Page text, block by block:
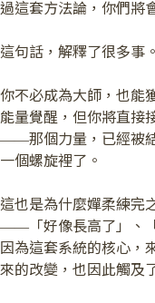
過這套方法論，你們將
這句話，解釋了很多事。
你不必成為大師，也能
能量覺醒，但你將直接
——那個力量，已經被
一個螺旋裡了。
這也是為什麼嬋柔練完
——「好像長高了」、
因為這套系統的核心，
來的改變，也因此觸及